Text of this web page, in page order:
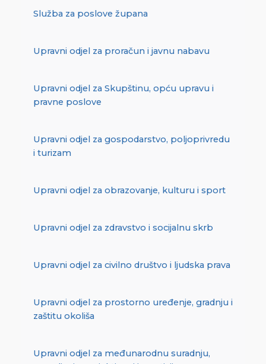
Služba za poslove župana
Upravni odjel za proračun i javnu nabavu
Upravni odjel za Skupštinu, opću upravu i
pravne poslove
Upravni odjel za gospodarstvo, poljoprivredu
i turizam
Upravni odjel za obrazovanje, kulturu i sport
Upravni odjel za zdravstvo i socijalnu skrb
Upravni odjel za civilno društvo i ljudska prava
Upravni odjel za prostorno uređenje, gradnju i
zaštitu okoliša
Upravni odjel za međunarodnu suradnju,